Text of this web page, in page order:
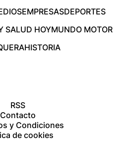
EMPRESASDEPORTES
SALUD HOYMUNDO MOTOR
HISTORIA
RSS
Contacto
y Condiciones
de cookies